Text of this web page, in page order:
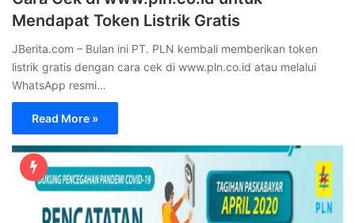
Mendapat Token Listrik Gratis
JBerita.com – Bulan ini PT. PLN kembali memberikan token
listrik gratis dengan cara cek di www.pln.co.id atau melalui
WhatsApp resmi…
Read More »